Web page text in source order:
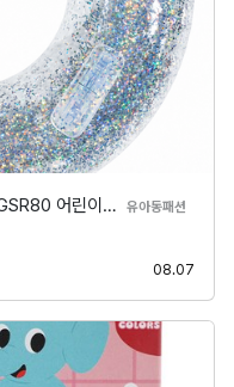
어린이… 유아동패션
08.07